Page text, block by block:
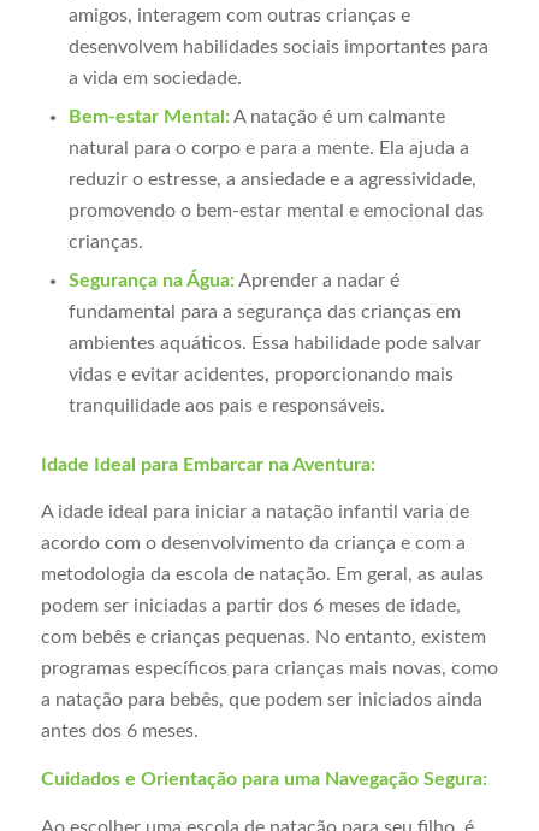
amigos, interagem com outras crianças e
desenvolvem habilidades sociais importantes para
a vida em sociedade.
Bem-estar Mental:A natação é um calmante
natural para o corpo e para a mente. Ela ajuda a
reduzir o estresse, a ansiedade e a agressividade,
promovendo o bem-estar mental e emocional das
crianças.
Segurança na Água:Aprender a nadar é
fundamental para a segurança das crianças em
ambientes aquáticos. Essa habilidade pode salvar
vidas e evitar acidentes, proporcionando mais
tranquilidade aos pais e responsáveis.
Idade Ideal para Embarcar na Aventura:
A idade ideal para iniciar a natação infantil varia de
acordo com o desenvolvimento da criança e com a
metodologia da escola de natação. Em geral, as aulas
podem ser iniciadas a partir dos 6 meses de idade,
com bebês e crianças pequenas. No entanto, existem
programas específicos para crianças mais novas, como
a natação para bebês, que podem ser iniciados ainda
antes dos 6 meses.
Cuidados e Orientação para uma Navegação Segura:
Ao escolher uma escola de natação para seu filho, é